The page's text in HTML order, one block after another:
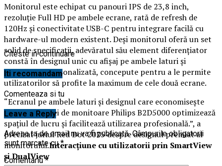
Monitorul este echipat cu panouri IPS de 23,8 inch,
rezoluție Full HD pe ambele ecrane, rată de refresh de
120Hz și conectivitate USB-C pentru integrare facilă cu
hardware-ul modern existent. Deși monitorul oferă un set
solid de specificații, adevăratul său element diferențiator
constă în designul unic cu afișaj pe ambele laturi și
construcția personalizată, concepute pentru a le permite
utilizatorilor să profite la maximum de cele două ecrane.
“Ecranul pe ambele laturi și designul care economisește
spațiu ale seriei de monitoare Philips B2D5000 optimizează
spațiul de lucru și facilitează utilizarea profesională.”, a
precizat juriul Red Dot 2025 despre designul premiat al
monitorului.Interacțiune cu utilizatorii prin SmartView
și DualView
Citeste in continuare
Iti recomandam
Comenteaza si tu
Leave a Reply
Adresa ta de email nu va fi publicată. Câmpurile obligatorii
sunt marcate cu*
Comentariu*